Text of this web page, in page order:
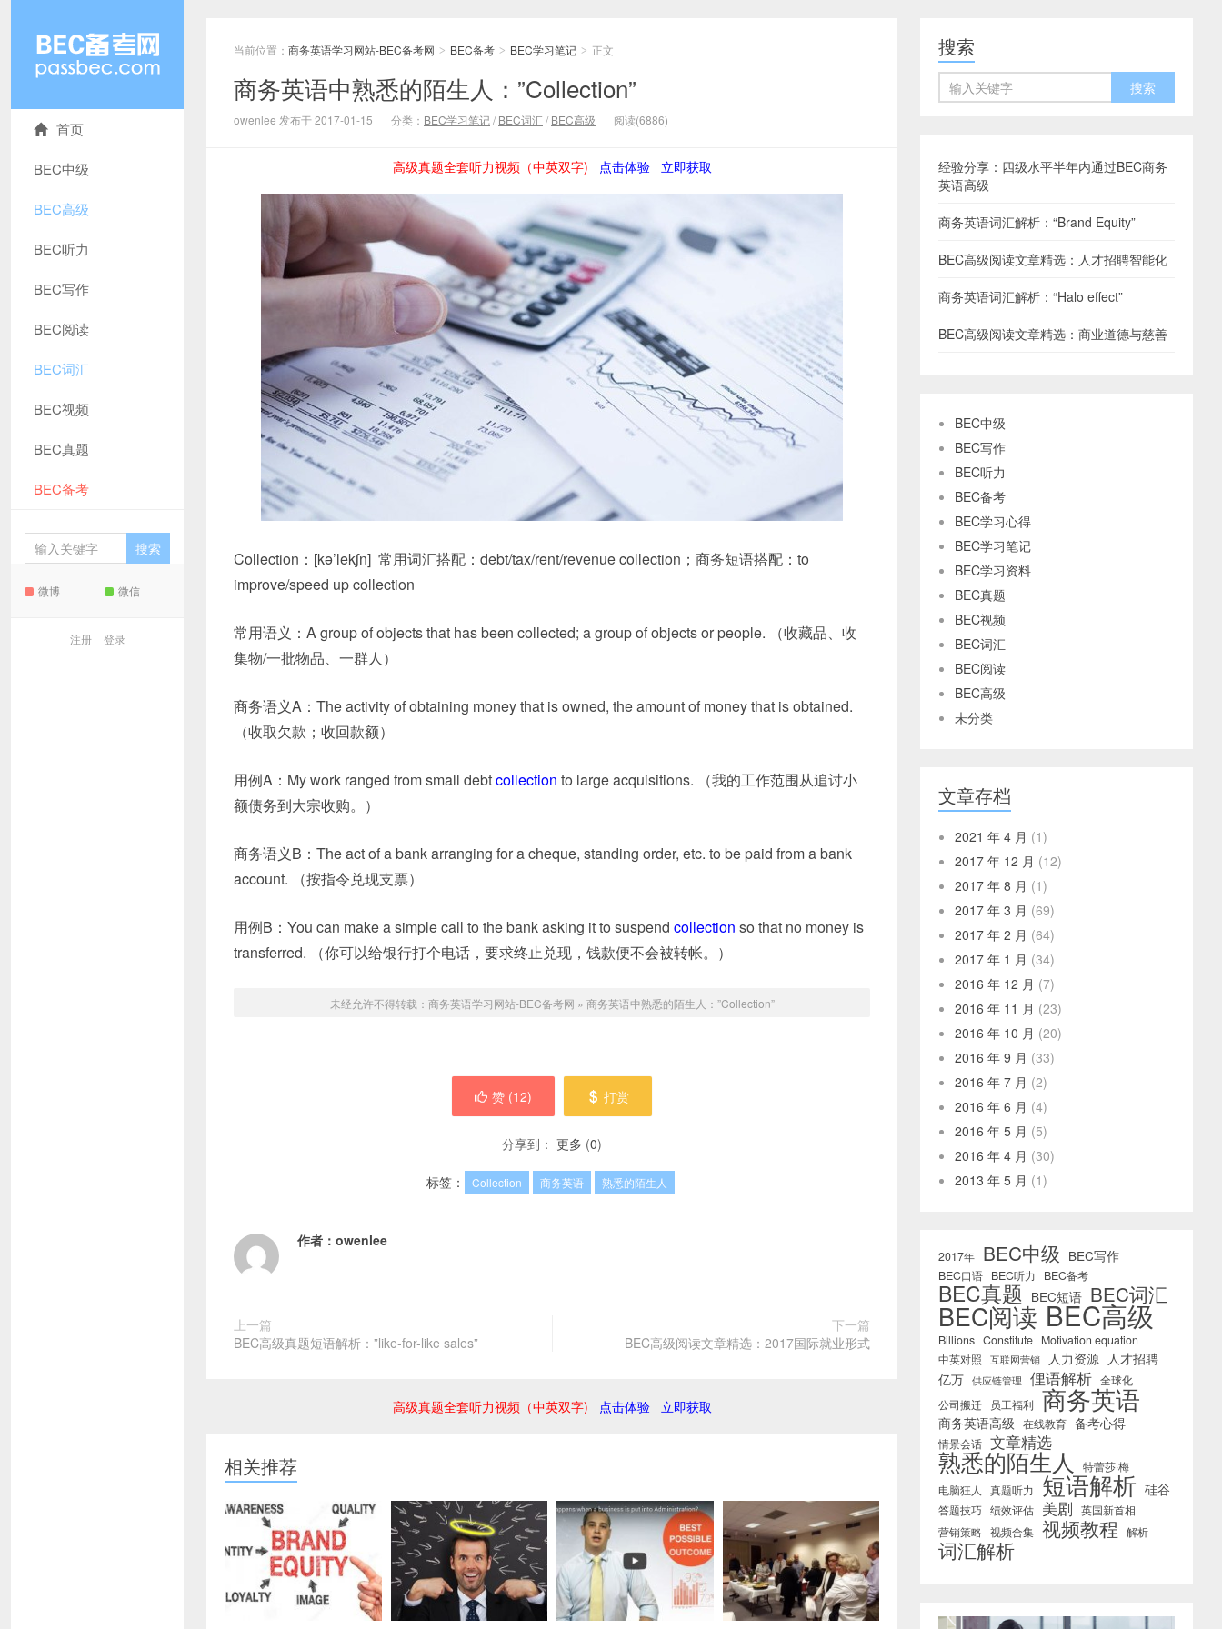
首页
BEC中级
BEC高级
BEC听力
BEC写作
BEC阅读
BEC词汇
BEC视频
BEC真题
BEC备考
微博 微信
注册 登录
当前位置： 商务英语学习网站-BEC备考网 > BEC备考 > BEC学习笔记 > 正文
商务英语中熟悉的陌生人：”Collection”
owenlee 发布于 2017-01-15 分类： BEC学习笔记/ BEC词汇 / BEC高级 阅读(6886)
高级真题全套听力视频（中英双字) 点击体验 立即获取
Collection：[kə’lekʃn] 常用词汇搭配：debt/tax/rent/revenue collection；商务短语搭配：to
improve/speed up collection
常用语义：A group of objects that has been collected; a group of objects or people. （收藏品、收
集物/一批物品、一群人）
商务语义A：The activity of obtaining money that is owned, the amount of money that is obtained.
（收取欠款；收回款额）
用例A：My work ranged from small debtcollection to large acquisitions. （我的工作范围从追讨小
额债务到大宗收购。）
商务语义B：The act of a bank arranging for a cheque, standing order, etc. to be paid from a bank
account. （按指令兑现支票）
用例B：You can make a simple call to the bank asking it to suspend collection so that no money is
transferred. （你可以给银行打个电话，要求终止兑现，钱款便不会被转帐。）
未经允许不得转载： 商务英语学习网站-BEC备考网 » 商务英语中熟悉的陌生人：”Collection”
赞 (12) 打赏
分享到： 更多 (0)
标签： Collection 商务英语 熟悉的陌生人
作者： owenlee
上一篇
BEC高级真题短语解析：”like-for-like sales”
下一篇
BEC高级阅读文章精选：2017国际就业形式
高级真题全套听力视频（中英双字) 点击体验 立即获取
相关推荐
搜索
经验分享：四级水平半年内通过BEC商务
英语高级
商务英语词汇解析：“Brand Equity”
BEC高级阅读文章精选：人才招聘智能化
商务英语词汇解析：“Halo effect”
BEC高级阅读文章精选：商业道德与慈善
BEC中级
BEC写作
BEC听力
BEC备考
BEC学习心得
BEC学习笔记
BEC学习资料
BEC真题
BEC视频
BEC词汇
BEC阅读
BEC高级
未分类
文章存档
2021 年 4 月 (1)
2017 年 12 月 (12)
2017 年 8 月 (1)
2017 年 3 月 (69)
2017 年 2 月 (64)
2017 年 1 月 (34)
2016 年 12 月 (7)
2016 年 11 月 (23)
2016 年 10 月 (20)
2016 年 9 月 (33)
2016 年 7 月 (2)
2016 年 6 月 (4)
2016 年 5 月 (5)
2016 年 4 月 (30)
2013 年 5 月 (1)
2017年 BEC中级 BEC写作
BEC口语 BEC听力 BEC备考
BEC真题 BEC短语 BEC词汇
BEC阅读 BEC高级
Billions Constitute Motivation equation
中英对照
互联网营销 人力资源 人才招聘
亿万 供应链管理 俚语解析 全球化
公司搬迁
员工福利 商务英语
商务英语高级 在线教育 备考心得
情景会话 文章精选
熟悉的陌生人
特蕾莎·梅
电脑狂人
真题听力 短语解析 硅谷
答题技巧 绩效评估 美剧 英国新首相
营销策略 视频合集 视频教程 解析
词汇解析